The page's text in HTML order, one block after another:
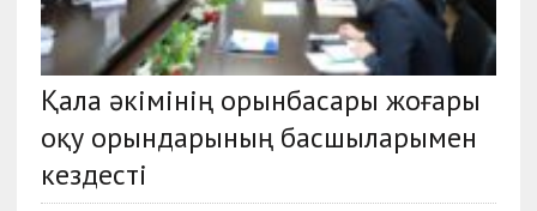
Қала әкімінің орынбасары жоғары
оқу орындарының басшыларымен
кездесті